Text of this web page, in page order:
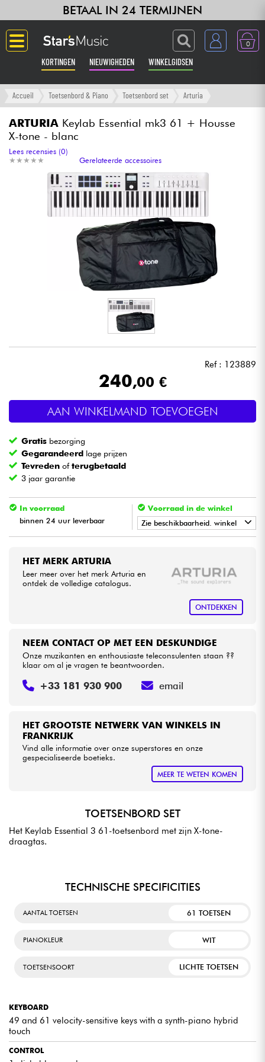
BETAAL IN 24 TERMIJNEN
0
KORTINGEN NIEUWIGHEDEN WINKELGIDSEN
Langue
Gitaar & Bas
Versterker & Effecten
Toetsenbord & Piano
Synths & samplers
Home-studio
Hoofdtelefoon
Licht
Blaasinstrument
Viool & Quatuor
Kabels & toebehoren
Accueil Toetsenbord & Piano Toetsenbord set Arturia
ARTURIA Keylab Essential mk3 61 + Housse
X-tone - blanc
★ ★ ★ ★ ★
★ ★ ★ ★ ★
Lees recensies (0)
Gerelateerde accessoires
Ref : 123889
240,00 €
AAN WINKELMAND TOEVOEGEN
Gratis bezorging
Gegarandeerd lage prijzen
Tevreden ofterugbetaald
3 jaar garantie
In voorraad
binnen 24 uur leverbaar
Voorraad in de winkel
Zie beschikbaarheid. winkel
• MusicLILLE
TOULOUSE
HET MERK ARTURIA
Leer meer over het merk Arturia en
ontdek de volledige catalogus.
ONTDEKKEN
HET GROOTSTE NETWERK VAN WINKELS IN
FRANKRIJK
Vind alle informatie over onze superstores en onze
gespecialiseerde boetieks.
MEER TE WETEN KOMEN
NEEM CONTACT OP MET EEN DESKUNDIGE
Onze muzikanten en enthousiaste teleconsulenten staan ??
klaar om al je vragen te beantwoorden.
+33 181 930 900 email
TOETSENBORD SET
Het Keylab Essential 3 61-toetsenbord met zijn X-tone-
draagtas.
TECHNISCHE SPECIFICITIES
AANTAL TOETSEN 61 TOETSEN
PIANOKLEUR WIT
TOETSENSOORT LICHTE TOETSEN
KEYBOARD
49 and 61 velocity-sensitive keys with a synth-piano hybrid
touch
CONTROL